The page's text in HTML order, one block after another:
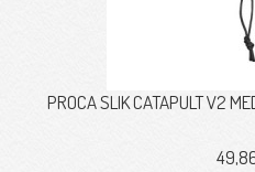
PROCA SLIK CATAPULT V2